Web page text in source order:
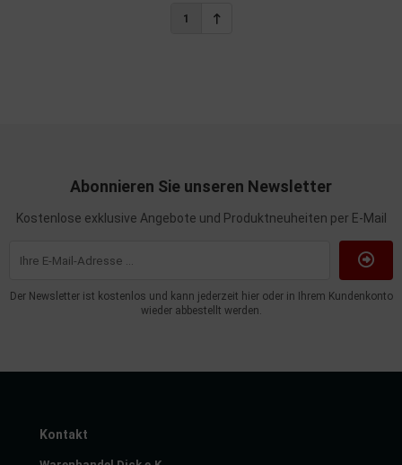
1
Abonnieren Sie unseren Newsletter
Kostenlose exklusive Angebote und Produktneuheiten per E-Mail
Der Newsletter ist kostenlos und kann jederzeit hier oder in Ihrem Kundenkonto
wieder abbestellt werden.
Kontakt